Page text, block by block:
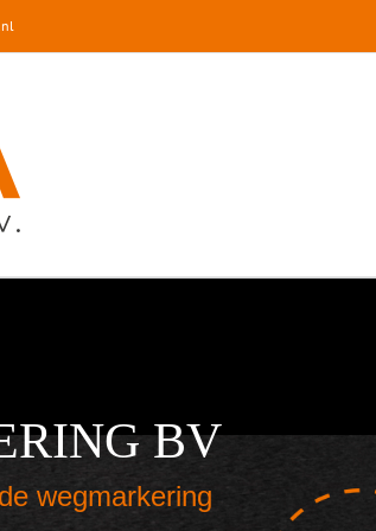
BV
wegmarkering